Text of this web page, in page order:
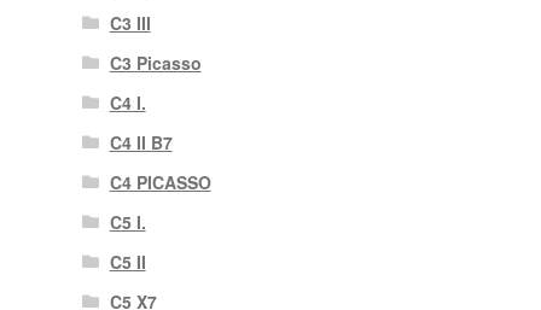
C3 III
C3 Picasso
C4 I.
C4 II B7
C4 PICASSO
C5 I.
C5 II
C5 X7